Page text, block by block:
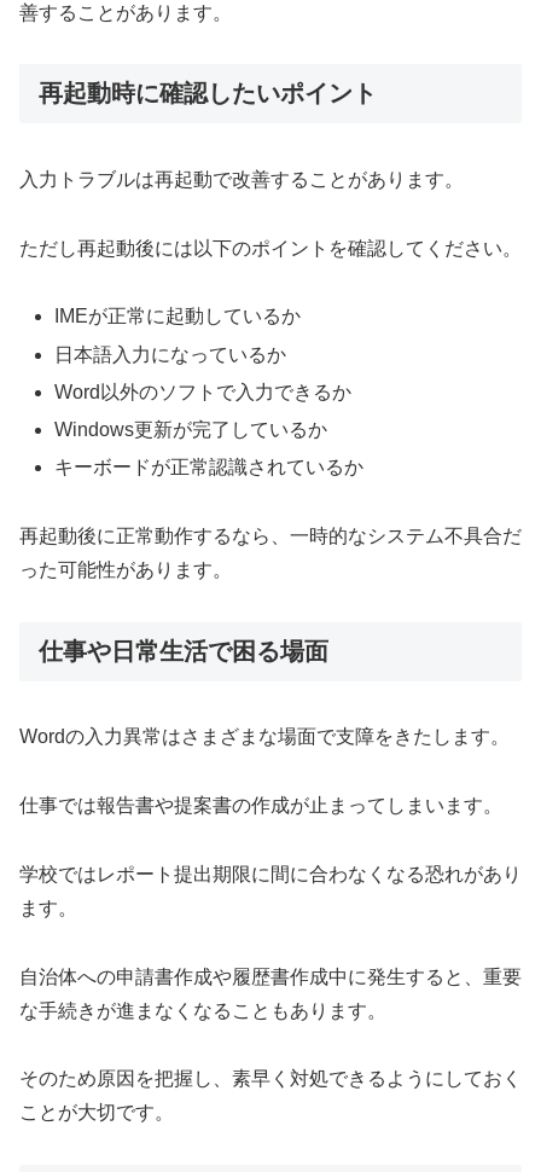
善することがあります。
再起動時に確認したいポイント
入力トラブルは再起動で改善することがあります。
ただし再起動後には以下のポイントを確認してください。
IMEが正常に起動しているか
日本語入力になっているか
Word以外のソフトで入力できるか
Windows更新が完了しているか
キーボードが正常認識されているか
再起動後に正常動作するなら、一時的なシステム不具合だ
った可能性があります。
仕事や日常生活で困る場面
Wordの入力異常はさまざまな場面で支障をきたします。
仕事では報告書や提案書の作成が止まってしまいます。
学校ではレポート提出期限に間に合わなくなる恐れがあり
ます。
自治体への申請書作成や履歴書作成中に発生すると、重要
な手続きが進まなくなることもあります。
そのため原因を把握し、素早く対処できるようにしておく
ことが大切です。